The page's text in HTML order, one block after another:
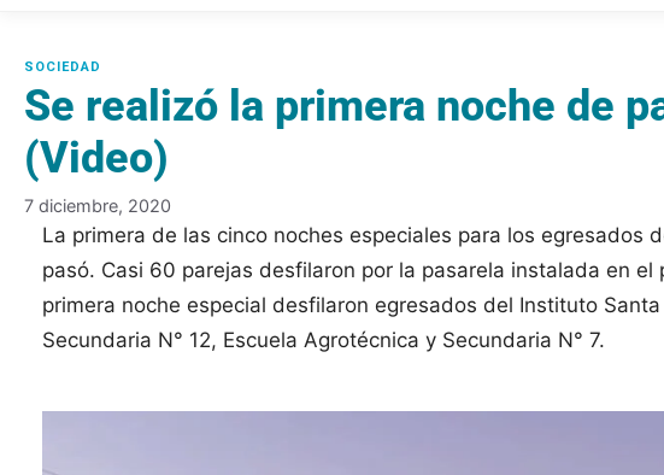
Se realizó la primera noche de
(Video)
7 diciembre, 2020
La primera de las cinco noches especiales para los egresados
pasó. Casi 60 parejas desfilaron por la pasarela instalada en
primera noche especial desfilaron egresados del Instituto Santa
Secundaria N° 12, Escuela Agrotécnica y Secundaria N° 7.